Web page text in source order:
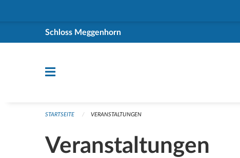
Schloss Meggenhorn
STARTSEITE VERANSTALTUNGEN
Veranstaltungen